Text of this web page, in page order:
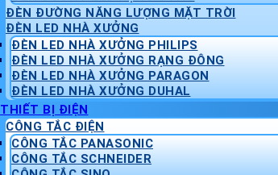
ĐÈN ĐƯỜNG NĂNG LƯỢNG MẶT TRỜI
ĐÈN LED NHÀ XƯỞNG
ĐÈN LED NHÀ XƯỞNG PHILIPS
ĐÈN LED NHÀ XƯỞNG RẠNG ĐÔNG
ĐÈN LED NHÀ XƯỞNG PARAGON
ĐÈN LED NHÀ XƯỞNG DUHAL
THIẾT BỊ ĐIỆN
CÔNG TẮC ĐIỆN
CÔNG TẮC PANASONIC
CÔNG TẮC SCHNEIDER